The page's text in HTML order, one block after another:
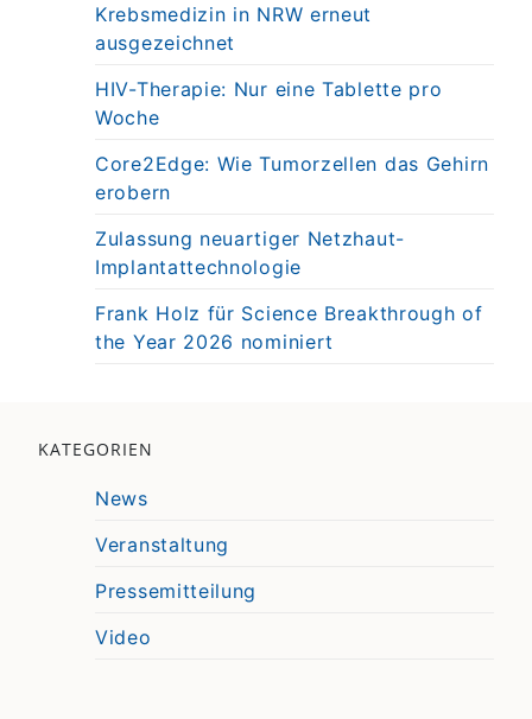
Krebsmedizin in NRW erneut
ausgezeichnet
HIV-Therapie: Nur eine Tablette pro
Woche
Core2Edge: Wie Tumorzellen das Gehirn
erobern
Zulassung neuartiger Netzhaut-
Implantattechnologie
Frank Holz für Science Breakthrough of
the Year 2026 nominiert
KATEGORIEN
News
Veranstaltung
Pressemitteilung
Video